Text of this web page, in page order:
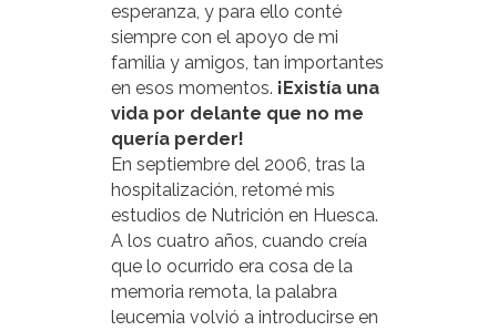
esperanza, y para ello conté
siempre con el apoyo de mi
familia y amigos, tan importantes
en esos momentos. ¡Existía una
vida por delante que no me
quería perder!
En septiembre del 2006, tras la
hospitalización, retomé mis
estudios de Nutrición en Huesca.
A los cuatro años, cuando creía
que lo ocurrido era cosa de la
memoria remota, la palabra
leucemia volvió a introducirse en